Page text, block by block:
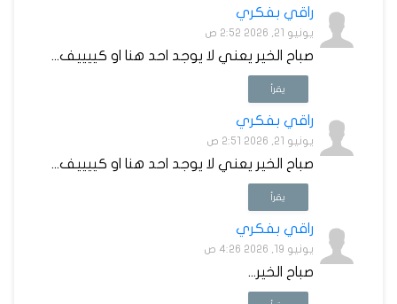
راقي بفكري
يونيو 21, 2026 2:52 ص
صباح الخير يعني لا يوجد احد هنا او كييييف...
يقرأ
راقي بفكري
يونيو 21, 2026 2:51 ص
صباح الخير يعني لا يوجد احد هنا او كييييف...
يقرأ
راقي بفكري
يونيو 19, 2026 4:26 ص
صباح الخير...